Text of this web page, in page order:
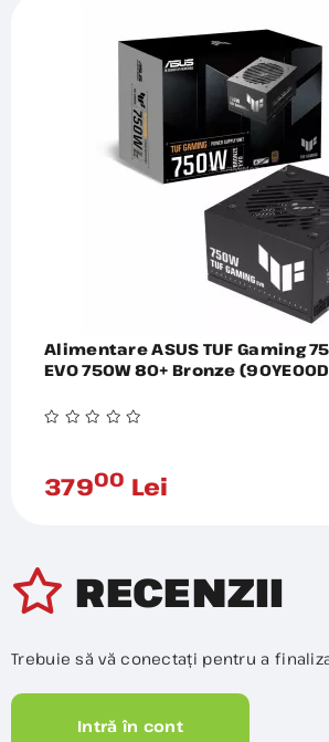
Alimentare ASUS TUF Gaming
EVO 750W 80+ Bronze
37900 Lei
RECENZII
Trebuie să vă conectați pentru a
Intră în cont